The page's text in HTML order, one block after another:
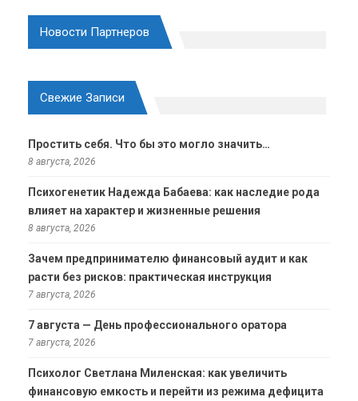
Новости Партнеров
Свежие Записи
Простить себя. Что бы это могло значить…
8 августа, 2026
Психогенетик Надежда Бабаева: как наследие рода
влияет на характер и жизненные решения
8 августа, 2026
Зачем предпринимателю финансовый аудит и как
расти без рисков: практическая инструкция
7 августа, 2026
7 августа — День профессионального оратора
7 августа, 2026
Психолог Светлана Миленская: как увеличить
финансовую емкость и перейти из режима дефицита